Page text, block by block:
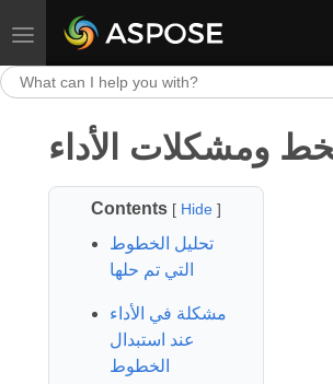
Toggle navigation
ومشكلات الأداء
Contents [ Hide]
تحليل الخطوط
التي تم حلها
مشكلة في الأداء
عند استبدال
الخطوط